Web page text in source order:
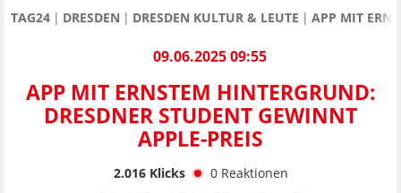
TAG24 DRESDEN DRESDEN KULTUR & LEUTE APP MIT
09.06.2025 09:55
APP MIT ERNSTEM HINTERGRUND:
DRESDNER STUDENT GEWINNT
APPLE-PREIS
2.016Klicks 0 Reaktionen